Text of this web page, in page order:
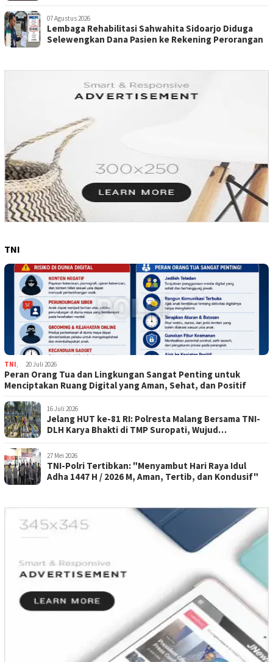
07 Agustus 2026
Lembaga Rehabilitasi Sahwahita Sidoarjo Diduga
Selewengkan Dana Pasien ke Rekening Perorangan
TNI
TNI, 20 Juli 2026
Peran Orang Tua dan Lingkungan Sangat Penting untuk
Menciptakan Ruang Digital yang Aman, Sehat, dan Positif
16 Juli 2026
Jelang HUT ke-81 RI: Polresta Malang Bersama TNI-
DLH Karya Bhakti di TMP Suropati, Wujud
27 Mei 2026
TNI-Polri Tertibkan: "Menyambut Hari Raya Idul
Adha 1447 H / 2026 M, Aman, Tertib, dan Kondusif"